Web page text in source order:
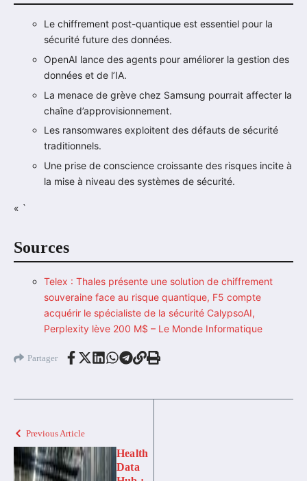
Le chiffrement post-quantique est essentiel pour la
sécurité future des données.
OpenAI lance des agents pour améliorer la gestion des
données et de l’IA.
La menace de grève chez Samsung pourrait affecter la
chaîne d’approvisionnement.
Les ransomwares exploitent des défauts de sécurité
traditionnels.
Une prise de conscience croissante des risques incite à
la mise à niveau des systèmes de sécurité.
« `
Sources
Telex : Thales présente une solution de chiffrement
souveraine face au risque quantique, F5 compte
acquérir le spécialiste de la sécurité CalypsoAI,
Perplexity lève 200 M$ – Le Monde Informatique
Partager
Previous Article
Health
Data